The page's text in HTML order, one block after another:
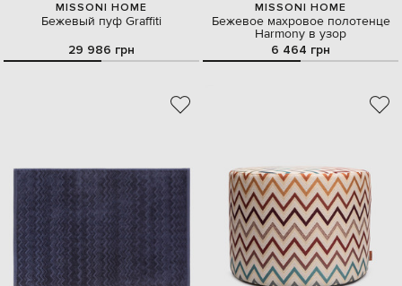
MISSONI HOME
Бежевый пуф Graffiti
29 986 грн
MISSONI HOME
Бежевое махровое полотенце
Harmony в узор
6 464 грн